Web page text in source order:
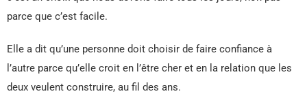
parce que c’est facile.
Elle a dit qu’une personne doit choisir de faire confiance à
l’autre parce qu’elle croit en l’être cher et en la relation que les
deux veulent construire, au fil des ans.